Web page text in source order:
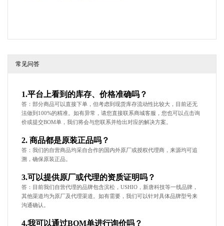
常见问答
1.平台上看到的库存、价格准确吗？
答：部分商品可以直接下单，但考虑到现货库存流动性比较大，目前还无
法做到100%的精准。如有异常，请您直接联系商城客服，您也可以点击询
价或提交BOM单，我们将会与您联系并给出对应的解决方案。
2. 商品都是原装正品吗？
答：我们的自营商品均采自合作的国内外原厂或授权代理商，来源均可追
溯，确保原装正品。
3.可以提供原厂或代理的资质证明吗？
答：目前我们自营代理的品牌包含滨松，USHIO，新唐科技等一线品牌，
其他渠道均为原厂及代理渠道。如有需要，我们可以针对具体品牌型号来
沟通确认。
4.我可以通过BOM单进行询价吗？